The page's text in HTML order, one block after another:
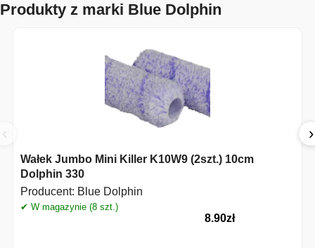
Produkty z marki Blue Dolphin
‹
Wałek Jumbo Mini Killer K10W9 (2szt.) 10cm
Dolphin 330
Producent: Blue Dolphin
✔ W magazynie (8 szt.)
8.90zł
›